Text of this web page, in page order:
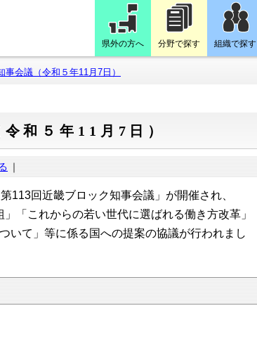
県外の方へ 分野で探す 組織で探す
会議（令和５年11月7日）
和５年11月7日）
｜
回近畿ブロック知事会議」が開催され、
「 これからの若い世代に選ばれる働き方改革」
いて」等に係る国への提案の協議が行われまし